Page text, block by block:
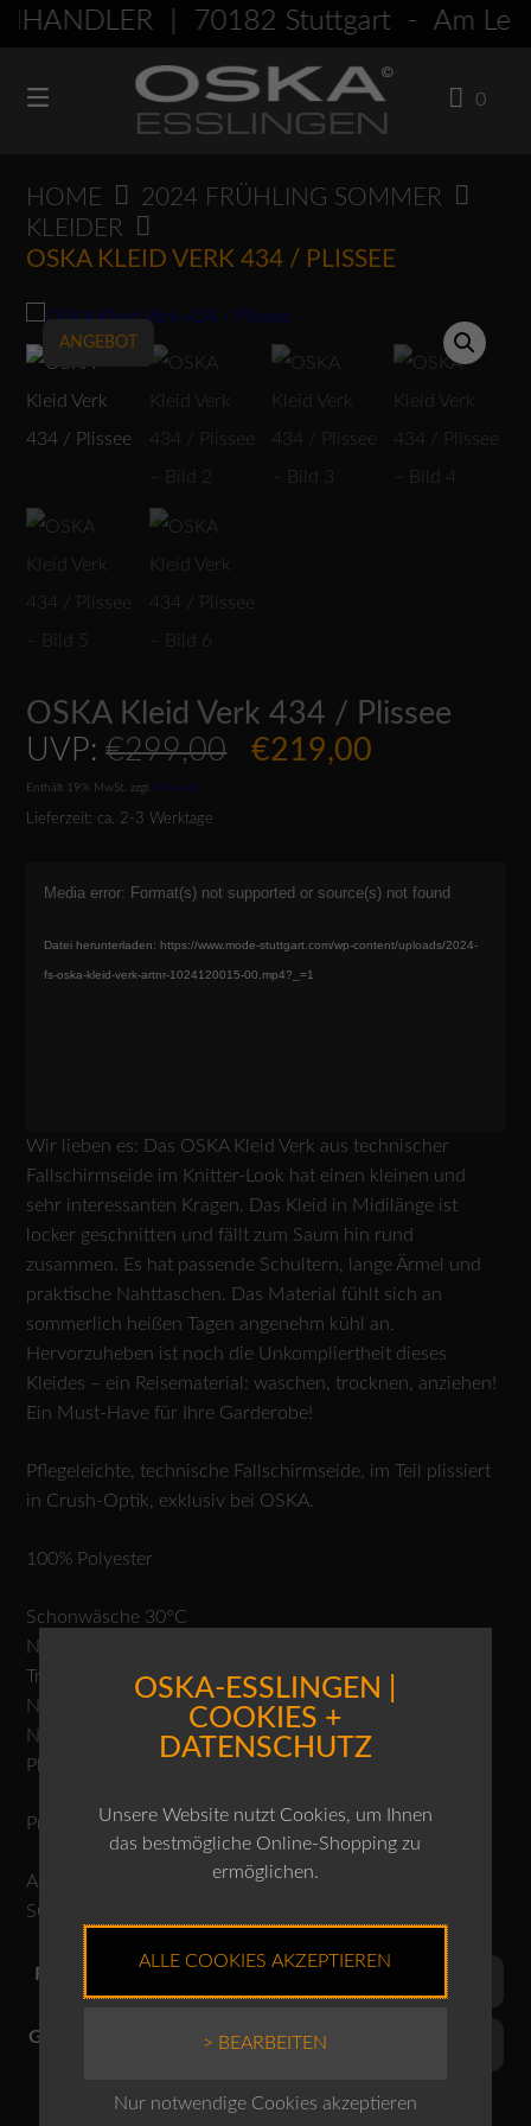
Springen
Inhalt
| 70182 Stuttgart -
0
HOME
2024 FRÜHLING SOMMER
KLEIDER
OSKA KLEID VERK 434 / PLISSEE
ANGEBOT
OSKA Kleid Verk 434 / Plissee
UVP: €299,00
Ursprünglicher
€219,00Aktueller
Enthält 19% MwSt. zzgl.Versand
Lieferzeit: ca. 2-3 Werktage
Media error: Format(s) not supported or source(s) not found
Datei herunterladen: https://www.mode-stuttgart.com/wp-content/uploads/2024-
fs-oska-kleid-verk-artnr-1024120015-00.mp4?_=1
Wir lieben es: Das OSKA Kleid Verk aus technischer
Fallschirmseide im Knitter-Look hat einen kleinen und
sehr interessanten Kragen. Das Kleid in Midilänge ist
locker geschnitten und fällt zum Saum hin rund
zusammen. Es hat passende Schultern, lange Ärmel und
praktische Nahttaschen. Das Material fühlt sich an
sommerlich heißen Tagen angenehm kühl an.
Hervorzuheben ist noch die Unkompliertheit dieses
Kleides – ein Reisematerial: waschen, trocknen, anziehen!
Ein Must-Have für Ihre Garderobe!
Pflegeleichte, technische Fallschirmseide, im Teil plissiert
in Crush-Optik, exklusiv bei OSKA.
100% Polyester
Schonwäsche 30°C
Nicht bleichen
Trocknen im Tumbler nicht möglich,
Nicht bügeln
Normalreinigung
Plissee nicht bügeln
Produktnr.: 10240110147
ACHTUNG: DIE FARBE NAVY IST EIN BLAUSTICHIGES
SCHWARZ!
Farben
Grössen
OSKA-ESSLINGEN |
COOKIES +
DATENSCHUTZ
Unsere Website nutzt Cookies, um Ihnen
das bestmögliche Online-Shopping zu
ermöglichen.
ALLE COOKIES AKZEPTIEREN
> BEARBEITEN
Nur notwendige Cookies akzeptieren